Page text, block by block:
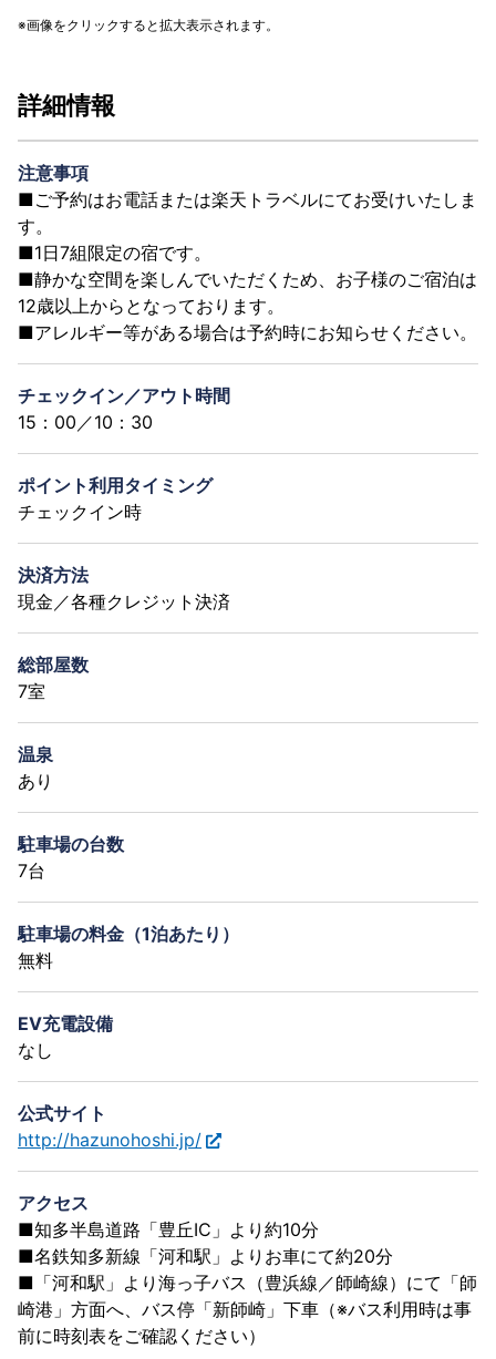
画像をクリックすると拡大表示されます。
詳細情報
注意事項
■ご予約はお電話または楽天トラベルにてお受けいたしま
す。
■1日7組限定の宿です。
■静かな空間を楽しんでいただくため、お子様のご宿泊は
12歳以上からとなっております。
■アレルギー等がある場合は予約時にお知らせください。
チェックイン／アウト時間
15：00／10：30
ポイント利用タイミング
チェックイン時
決済方法
現金／各種クレジット決済
総部屋数
7室
温泉
あり
駐車場の台数
7台
駐車場の料金（1泊あたり）
無料
EV充電設備
なし
公式サイト
http://hazunohoshi.jp/
アクセス
■知多半島道路「豊丘IC」より約10分
■名鉄知多新線「河和駅」よりお車にて約20分
■「河和駅」より海っ子バス（豊浜線／師崎線）にて「師
崎港」方面へ、バス停「新師崎」下車（※バス利用時は事
前に時刻表をご確認ください）